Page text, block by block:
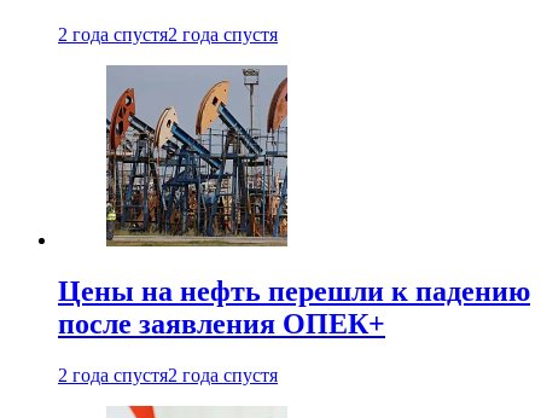
2 года спустя2 года спустя
Цены на нефть перешли к падению
после заявления ОПЕК+
2 года спустя2 года спустя